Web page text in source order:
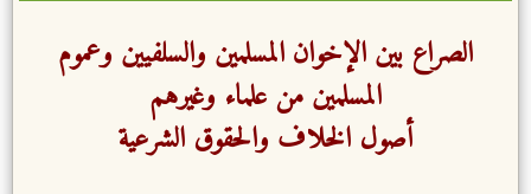
الصراع بين الإخوان المسلمين والسلفيين وعموم
المسلمين من علماء وغيرهم
أصول الخلاف والحقوق الشرعية